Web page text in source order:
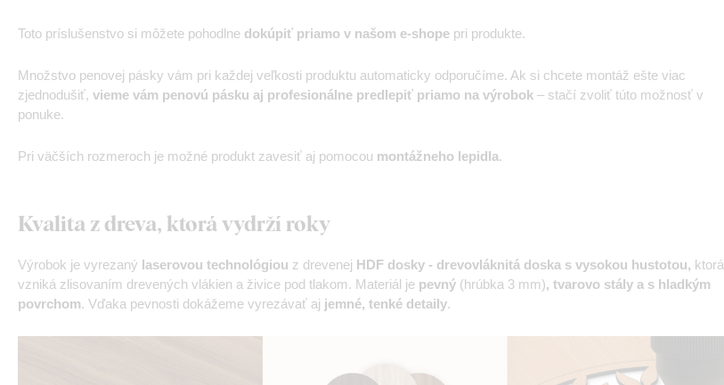
Toto príslušenstvo si môžete pohodlne dokúpiť priamo v našom e-shope pri produkte.
Množstvo penovej pásky vám pri každej veľkosti produktu automaticky odporučíme. Ak si chcete montáž ešte viac
zjednodušiť, vieme vám penovú pásku aj profesionálne predlepiť priamo na výrobok – stačí zvoliť túto možnosť v
ponuke.
Pri väčších rozmeroch je možné produkt zavesiť aj pomocou montážneho lepidla.
Kvalita z dreva, ktorá vydrží roky
Výrobok je vyrezaný laserovou technológiou z drevenej HDF dosky - drevovláknitá doska s vysokou hustotou, ktorá
vzniká zlisovaním drevených vlákien a živice pod tlakom. Materiál je pevný (hrúbka 3 mm), tvarovo stály a s hladkým
povrchom. Vďaka pevnosti dokážeme vyrezávať aj jemné, tenké detaily.